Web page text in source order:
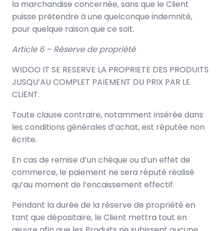
la marchandise concernée, sans que le Client
puisse prétendre à une quelconque indemnité,
pour quelque raison que ce soit.
Article 6 – Réserve de propriété
WIDOO IT SE RESERVE LA PROPRIETE DES PRODUITS
JUSQU’AU COMPLET PAIEMENT DU PRIX PAR LE
CLIENT.
Toute clause contraire, notamment insérée dans
les conditions générales d’achat, est réputée non
écrite.
En cas de remise d’un chèque ou d’un effet de
commerce, le paiement ne sera réputé réalisé
qu’au moment de l’encaissement effectif.
Pendant la durée de la réserve de propriété en
tant que dépositaire, le Client mettra tout en